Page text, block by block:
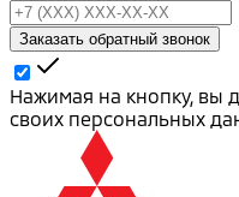
Заказать обратный звонок
Нажимая на кнопку, вы
своих персональных